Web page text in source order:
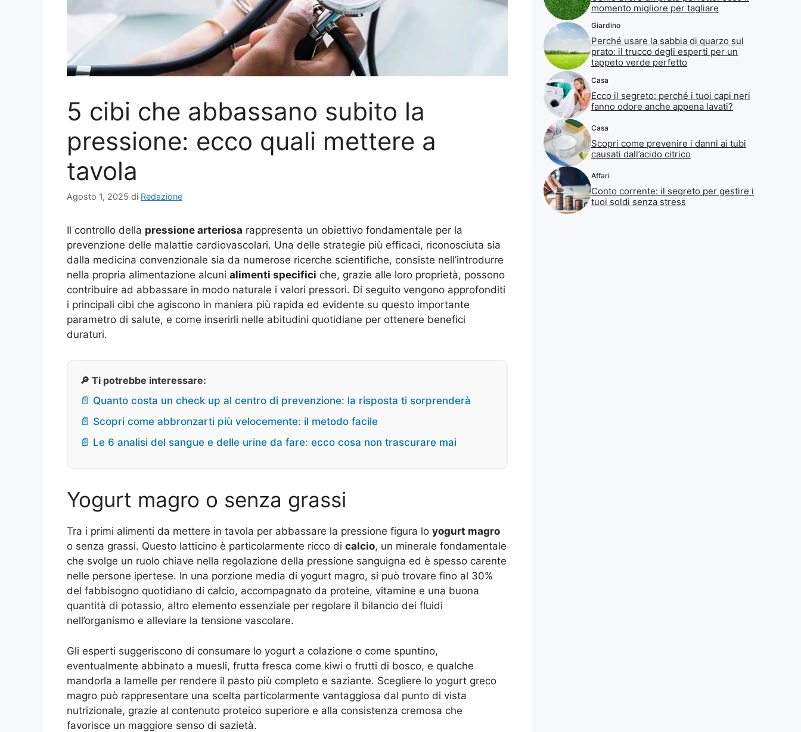
5 cibi che abbassano subito la
pressione: ecco quali mettere a
tavola
Agosto 1, 2025 di Redazione
Il controllo della pressione arteriosa rappresenta un obiettivo fondamentale per la
prevenzione delle malattie cardiovascolari. Una delle strategie più efficaci, riconosciuta sia
dalla medicina convenzionale sia da numerose ricerche scientifiche, consiste nell’introdurre
nella propria alimentazione alcuni alimenti specifici che, grazie alle loro proprietà, possono
contribuire ad abbassare in modo naturale i valori pressori. Di seguito vengono approfonditi
i principali cibi che agiscono in maniera più rapida ed evidente su questo importante
parametro di salute, e come inserirli nelle abitudini quotidiane per ottenere benefici
duraturi.
🔎 Ti potrebbe interessare:
📄 Quanto costa un check up al centro di prevenzione: la risposta ti sorprenderà
📄 Scopri come abbronzarti più velocemente: il metodo facile
📄 Le 6 analisi del sangue e delle urine da fare: ecco cosa non trascurare mai
Yogurt magro o senza grassi
Tra i primi alimenti da mettere in tavola per abbassare la pressione figura lo yogurt magro
o senza grassi. Questo latticino è particolarmente ricco di calcio, un minerale fondamentale
che svolge un ruolo chiave nella regolazione della pressione sanguigna ed è spesso carente
nelle persone ipertese. In una porzione media di yogurt magro, si può trovare fino al 30%
del fabbisogno quotidiano di calcio, accompagnato da proteine, vitamine e una buona
quantità di potassio, altro elemento essenziale per regolare il bilancio dei fluidi
nell’organismo e alleviare la tensione vascolare.
Gli esperti suggeriscono di consumare lo yogurt a colazione o come spuntino,
eventualmente abbinato a muesli, frutta fresca come kiwi o frutti di bosco, e qualche
mandorla a lamelle per rendere il pasto più completo e saziante. Scegliere lo yogurt greco
magro può rappresentare una scelta particolarmente vantaggiosa dal punto di vista
nutrizionale, grazie al contenuto proteico superiore e alla consistenza cremosa che
favorisce un maggiore senso di sazietà.
momento migliore per tagliare
Giardino
Perché usare la sabbia di quarzo sul
prato: il trucco degli esperti per un
tappeto verde perfetto
Casa
Ecco il segreto: perché i tuoi capi neri
fanno odore anche appena lavati?
Casa
Scopri come prevenire i danni ai tubi
causati dall’acido citrico
Affari
Conto corrente: il segreto per gestire i
tuoi soldi senza stress